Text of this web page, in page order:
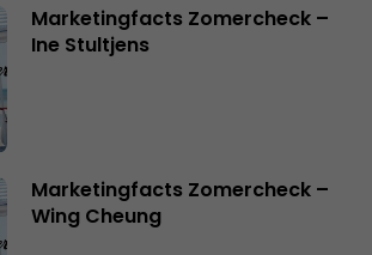
Marketingfacts Zomercheck –
Ine Stultjens
Marketingfacts Zomercheck –
Wing Cheung